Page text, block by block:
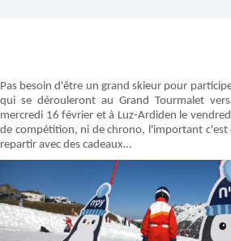
Pas besoin d'être un grand skieur pour
qui se dérouleront au Grand Tourmalet
mercredi 16 février et à Luz-Ardiden le
de compétition, ni de chrono, l'important c'est
repartir avec des cadeaux…